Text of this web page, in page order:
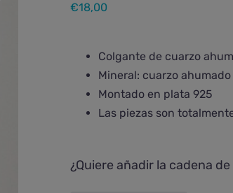
€18,00
Colgante de cuarzo
Mineral: cuarzo
Montado en plata 925
Las piezas son
¿Quiere añadir la cadena